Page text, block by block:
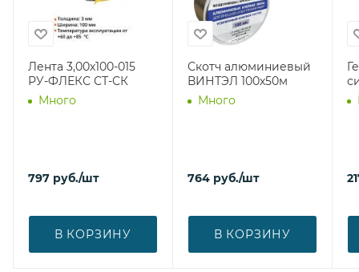
Лента 3,00х100-015
РУ-ФЛЕКС СТ-СК
Много
797 руб./шт
В КОРЗИНУ
Скотч алюминиевый
ВИНТЭЛ 100х50м
Много
764 руб./шт
В КОРЗИНУ